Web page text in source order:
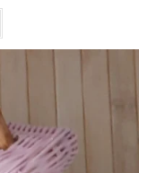
Bu
birden
fazla
sayfasından
seçilebilir